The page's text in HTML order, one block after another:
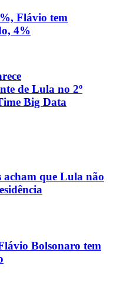
Flávio tem
4%
de Lula no 2º
Big Data
acham que Lula não
Bolsonaro tem